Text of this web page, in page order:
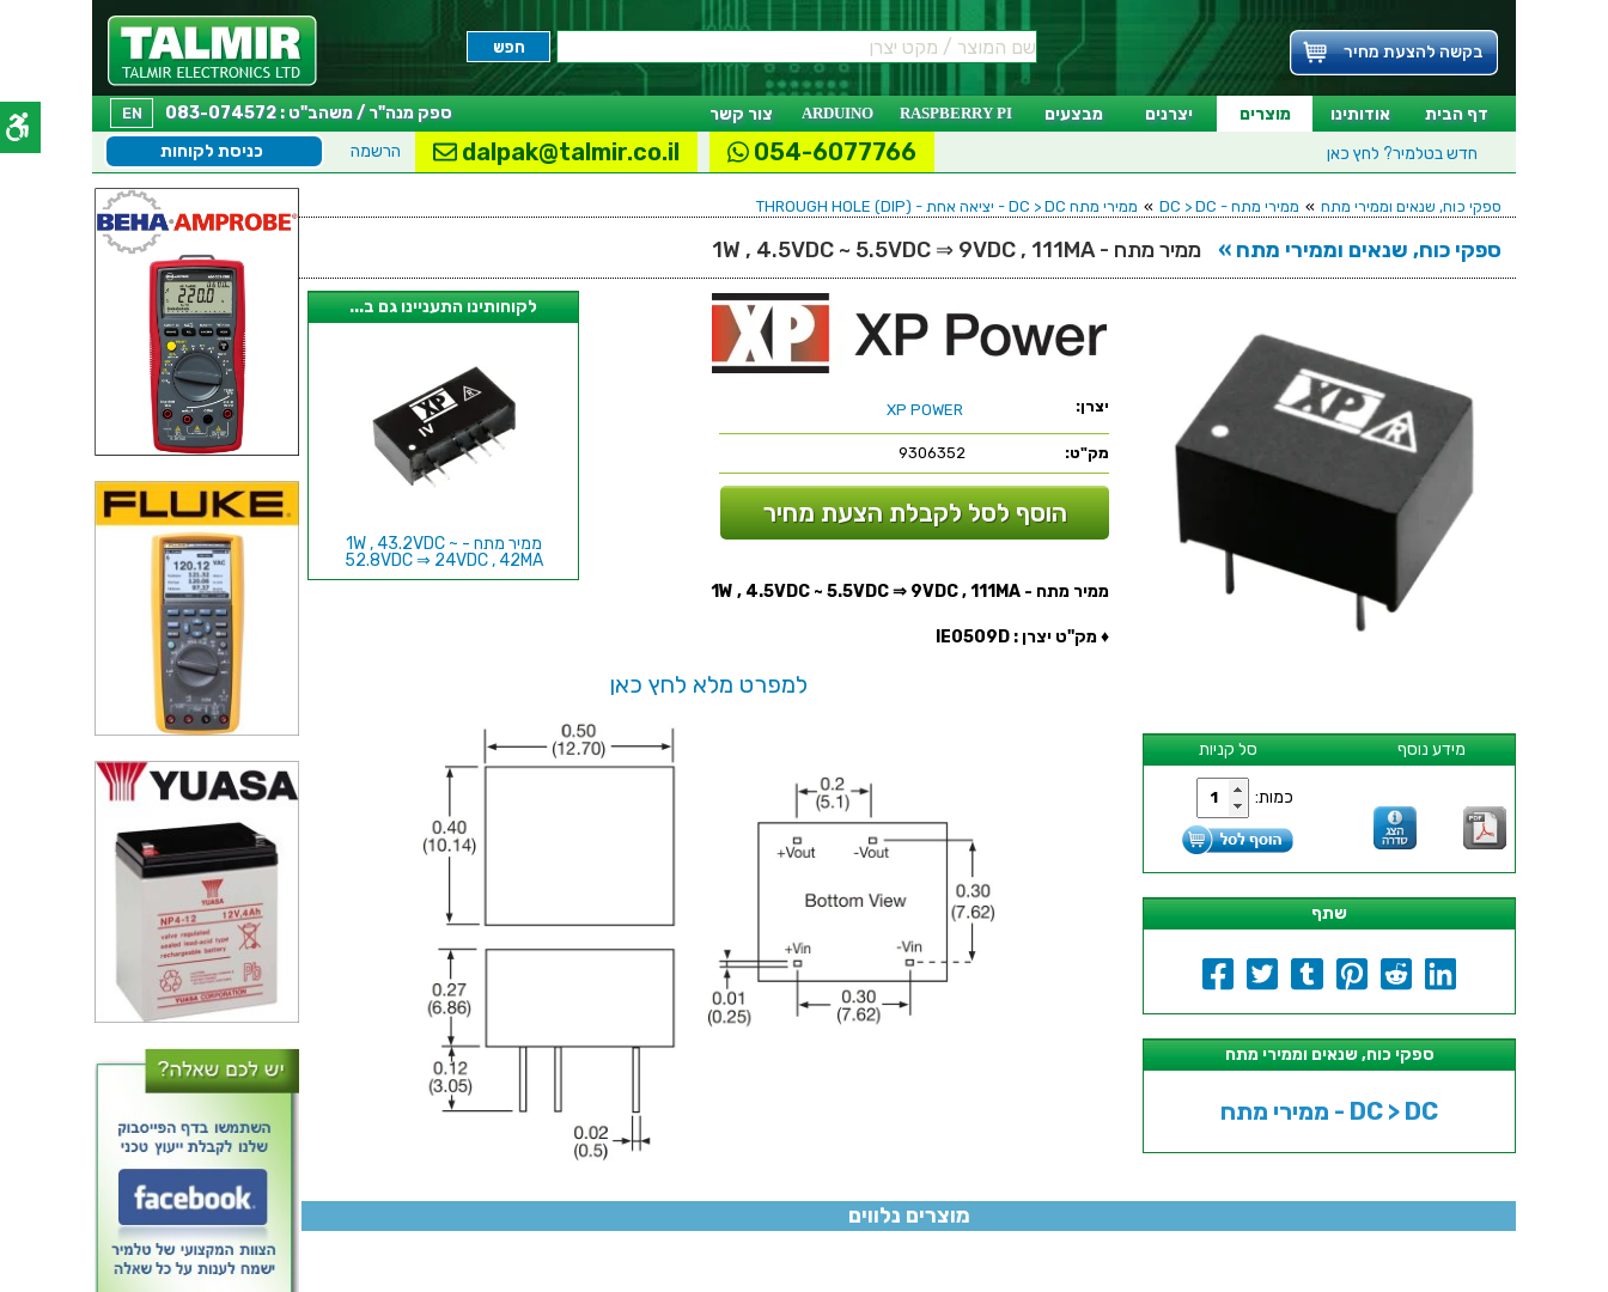
בקשה להצעת מחיר
דף הבית אודותינו מוצרים יצרנים מבצעים RASPBERRY PI
ARDUINO צור קשר EN
ספק מנה"ר / משהב"ט : 083-074572
חדש בטלמיר? לחץ כאן כניסת לקוחות הרשמה dalpak@talmir.co.il 054-6077766
ספקי כוח, שנאים וממירי מתח » ממירי מתח - DC > DC » ממירי מתח DC > DC - יציאה אחת - (THROUGH HOLE (DIP
ספקי כוח, שנאים וממירי מתח » ממיר מתח - 1W , 4.5VDC ~ 5.5VDC ⇒ 9VDC , 111MA
סל קניות מידע נוסף
כמות:
שתף
ספקי כוח, שנאים וממירי מתח
ממירי מתח - DC > DC
יצרן: XP POWER
מק"ט: 9306352
הוסף לסל לקבלת הצעת מחיר
לקוחותינו התעניינו גם ב...
ממיר מתח - 1W , 43.2VDC ~
52.8VDC ⇒ 24VDC , 42MA
ממיר מתח - 1.5W , 18VDC ~
72VDC ⇒ 5VDC , 300MA
ממיר מתח - 1W , 4.5VDC ~ 5.5VDC ⇒ 9VDC , 111MA
♦ מק''ט יצרן : IE0509D
למפרט מלא לחץ כאן
מוצרים נלווים